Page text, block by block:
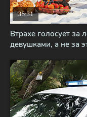
Втрахе голосует за
девушками, а не за
35:31